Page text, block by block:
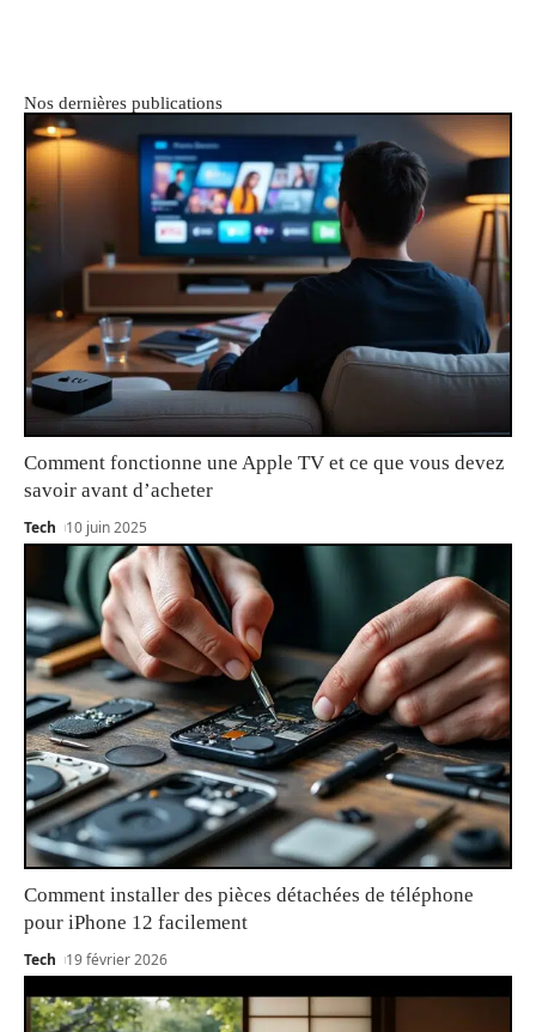
Nos dernières publications
Comment fonctionne une Apple TV et ce que vous devez
savoir avant d’acheter
Tech 10 juin 2025
Comment installer des pièces détachées de téléphone
pour iPhone 12 facilement
Tech 19 février 2026